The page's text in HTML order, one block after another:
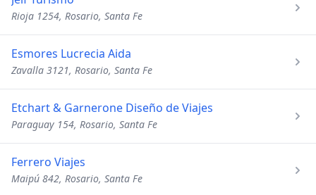
Rioja 1254, Rosario, Santa Fe
Esmores Lucrecia Aida
Zavalla 3121, Rosario, Santa Fe
Etchart & Garnerone Diseño de Viajes
Paraguay 154, Rosario, Santa Fe
Ferrero Viajes
Maipú 842, Rosario, Santa Fe